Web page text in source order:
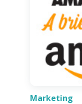
Marketing